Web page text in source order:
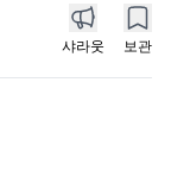
샤라웃 보관